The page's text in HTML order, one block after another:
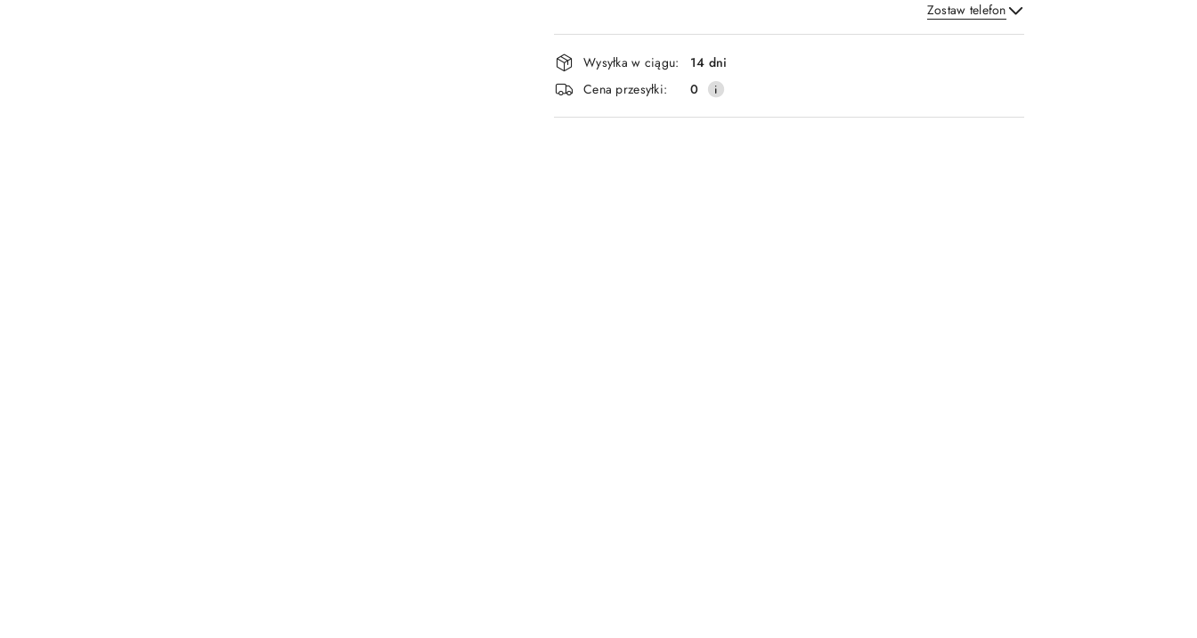
Zostaw telefon
Wyślij
Dostępność
i
dostawa
Wysyłka w ciągu:
14 dni
Cena przesyłki:
0